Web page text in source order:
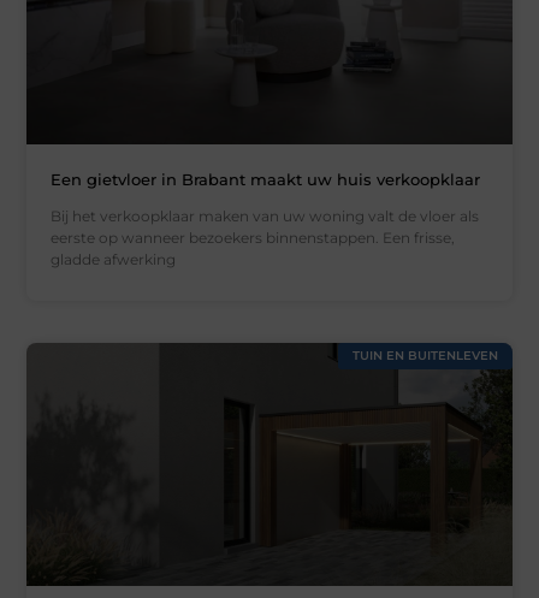
Een gietvloer in Brabant maakt uw huis verkoopklaar
Bij het verkoopklaar maken van uw woning valt de vloer als
eerste op wanneer bezoekers binnenstappen. Een frisse,
gladde afwerking
TUIN EN BUITENLEVEN